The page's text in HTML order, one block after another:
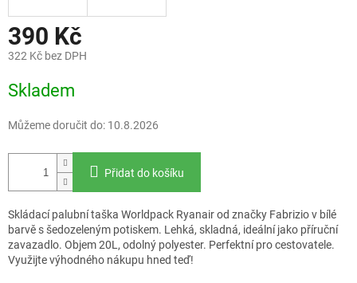
390 Kč
322 Kč bez DPH
cena:
Skladem
Můžeme doručit do: 10.8.2026
Přidat do košíku
Skládací palubní taška Worldpack Ryanair od značky Fabrizio v bílé
barvě s šedozeleným potiskem. Lehká, skladná, ideální jako příruční
zavazadlo. Objem 20L, odolný polyester. Perfektní pro cestovatele.
Využijte výhodného nákupu hned teď!